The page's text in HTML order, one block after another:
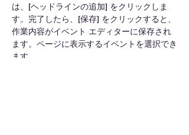
は、[ヘッドラインの追加] をクリックしま
す。完了したら、[保存] をクリックすると、
作業内容がイベント エディターに保存され
ます。ページに表示するイベントを選択でき
ます。